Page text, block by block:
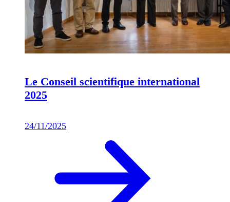
Le Conseil scientifique international
2025
24/11/2025